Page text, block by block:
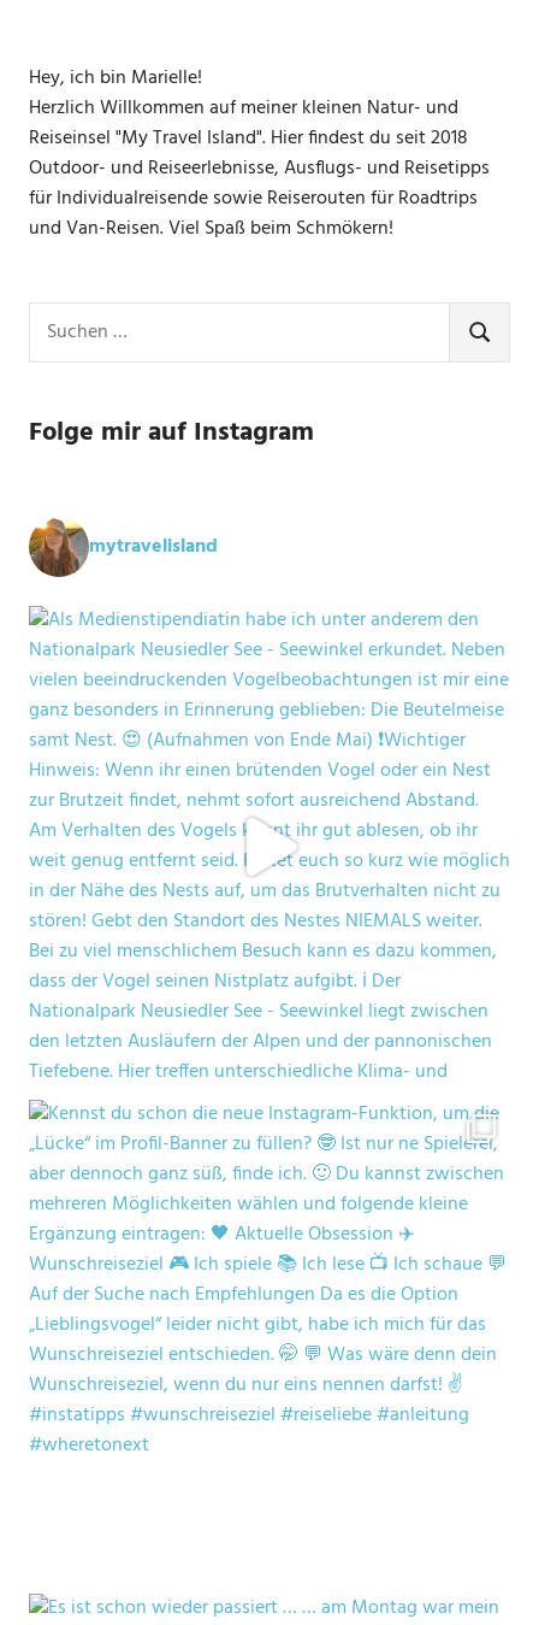
Hey, ich bin Marielle!
Herzlich Willkommen auf meiner kleinen Natur- und
Reiseinsel "My Travel Island". Hier findest du seit 2018
Outdoor- und Reiseerlebnisse, Ausflugs- und Reisetipps
für Individualreisende sowie Reiserouten für Roadtrips
und Van-Reisen. Viel Spaß beim Schmökern!
nach:
SUCHEN
Folge mir auf Instagram
mytravelisland